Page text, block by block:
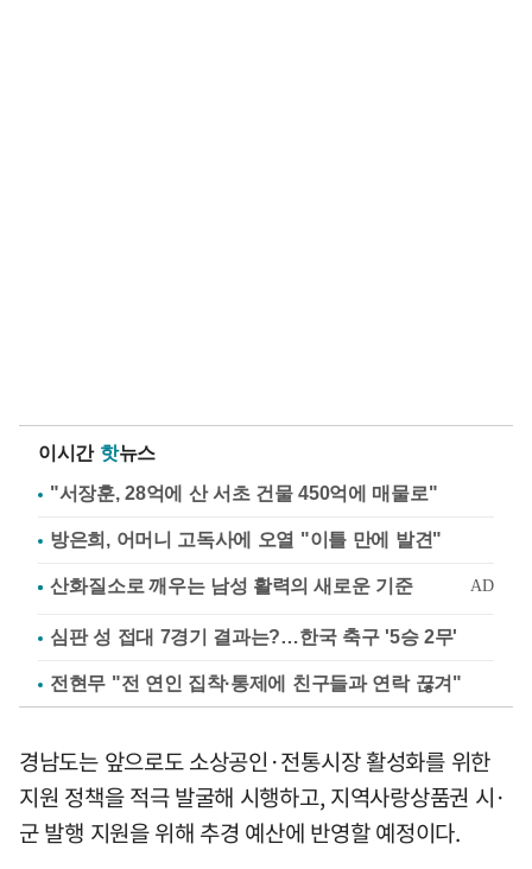
이시간 핫뉴스
"서장훈, 28억에 산 서초 건물 450억에 매물로"
방은희, 어머니 고독사에 오열 "이틀 만에 발견"
심판 성 접대 7경기 결과는?…한국 축구 '5승 2무'
전현무 "전 연인 집착·통제에 친구들과 연락 끊겨"
경남도는 앞으로도 소상공인·전통시장 활성화를 위한
지원 정책을 적극 발굴해 시행하고, 지역사랑상품권 시·
군 발행 지원을 위해 추경 예산에 반영할 예정이다.